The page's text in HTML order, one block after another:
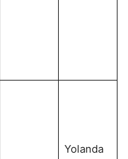
Yolanda